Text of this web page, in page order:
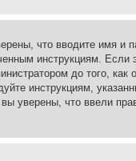
что вводите имя
инструкциям.
до того,
инструкциям,
уверены, что ввели